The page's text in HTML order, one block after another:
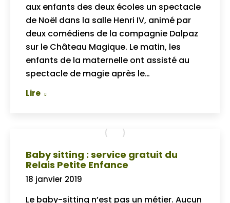
aux enfants des deux écoles un spectacle
de Noël dans la salle Henri IV, animé par
deux comédiens de la compagnie Dalpaz
sur le Château Magique. Le matin, les
enfants de la maternelle ont assisté au
spectacle de magie après le…
Lire
Baby sitting : service gratuit du
Relais Petite Enfance
18 janvier 2019
Le baby-sitting n’est pas un métier. Aucun